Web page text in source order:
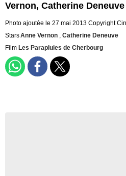
Vernon, Catherine Deneuve
Photo ajoutée le 27 mai 2013 Copyright
StarsAnne Vernon , Catherine Deneuve
Film Les Parapluies de Cherbourg